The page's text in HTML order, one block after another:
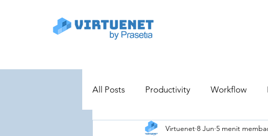
All Posts Productivity Workflow
Project Management Digital
Virtuenet 8 Jun 5 menit